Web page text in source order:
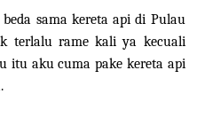
sama kereta api di Pulau
terlalu rame kali ya kecuali
itu aku cuma pake kereta api